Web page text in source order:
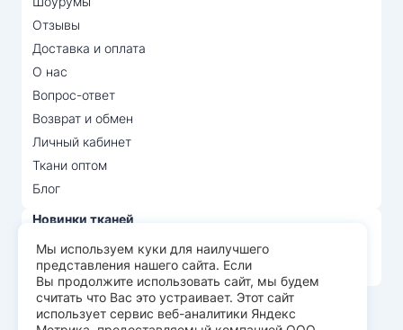
Отзывы
Доставка и оплата
О нас
Вопрос-ответ
Возврат и обмен
Личный кабинет
Ткани оптом
Блог
Новинки тканей
Распродажа тканей
Лидеры продаж
Мы используем куки для наилучшего
представления нашего сайта. Если
Вы продолжите использовать сайт, мы будем
считать что Вас это устраивает. Этот сайт
использует сервис веб-аналитики Яндекс